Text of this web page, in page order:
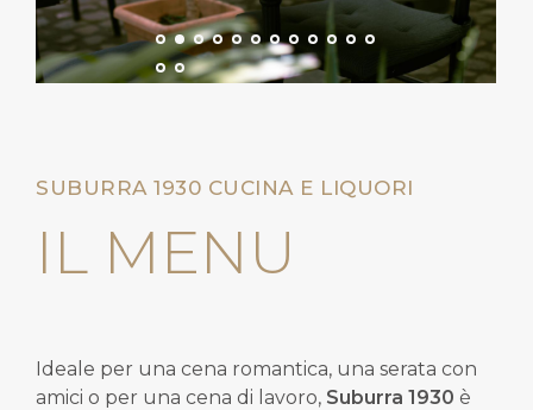
SUBURRA 1930 CUCINA E LIQUORI
IL MENU
Ideale per una cena romantica, una serata con
amici o per una cena di lavoro, Suburra 1930 è